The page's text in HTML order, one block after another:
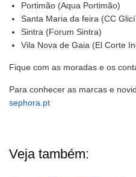
Portimão (Aqua Portimão)
Santa Maria da feira (CC
Sintra (Forum Sintra)
Vila Nova de Gaia (El Corte
Fique com as moradas e os
Para conhecer as marcas e
sephora.pt
Veja também: